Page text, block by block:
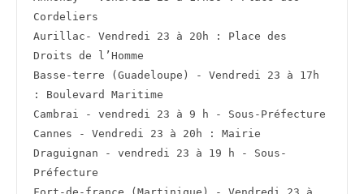
Cordeliers
Aurillac- Vendredi 23 à 20h : Place des
Droits de l’Homme
Basse-terre (Guadeloupe) - Vendredi 23 à 17h
: Boulevard Maritime
Cambrai - vendredi 23 à 9 h - Sous-Préfecture
Cannes - Vendredi 23 à 20h : Mairie
Draguignan - vendredi 23 à 19 h - Sous-
Préfecture